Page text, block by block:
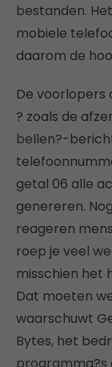
bestanden.
mobiele
daarom de
De voorlopers
? zoals de
bellen?-
getal 06 alle
genereren.
reageren
roep je veel
misschien het
Dat moeten
waarschuwt
Bytes, het
programma?s